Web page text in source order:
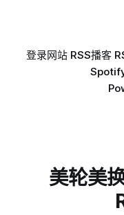
登录网站 RSS播客
美轮美